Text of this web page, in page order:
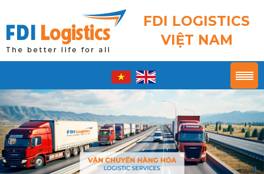
FDI LOGISTICS
VIỆT NAM